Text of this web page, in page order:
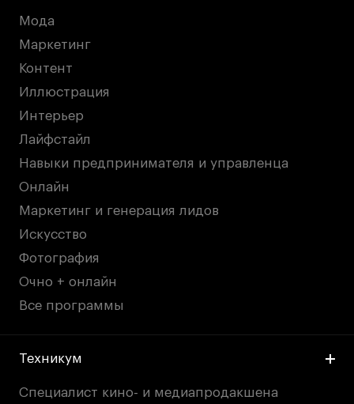
Мода
Маркетинг
Контент
Иллюстрация
Интерьер
Лайфстайл
Навыки предпринимателя и управленца
Онлайн
Маркетинг и генерация лидов
Искусство
Фотография
Очно + онлайн
Все программы
Техникум
Специалист кино- и медиапродакшена